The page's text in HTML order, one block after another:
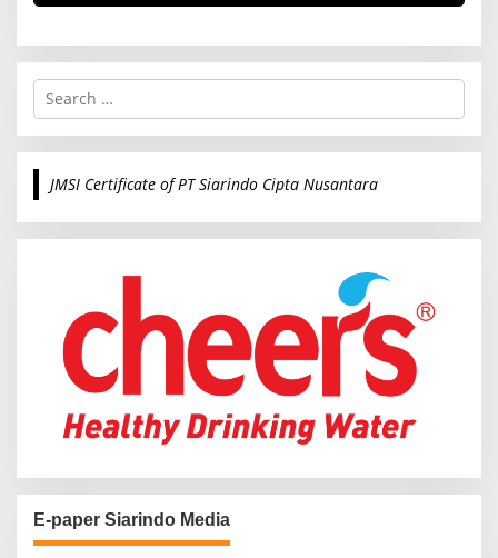
S
r
c
o
JMSI Certificate of PT Siarindo Cipta Nusantara
E-paper Siarindo Media